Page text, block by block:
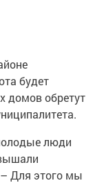
будет
домов обретут
люди
Для этого мы